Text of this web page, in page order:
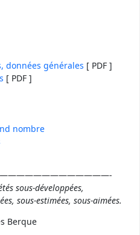
données générales [ PDF ]
[ PDF ]
nombre
sous-développées,
sous-estimées, sous-aimées.
Berque